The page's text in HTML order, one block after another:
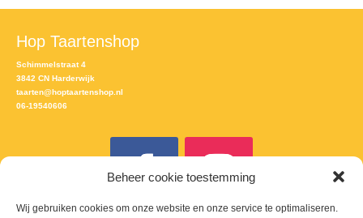
Beheer cookie toestemming
Wij gebruiken cookies om onze website en onze service te optimaliseren.
Hop Taartenshop
Schimmelstraat 4
3842 CN Harderwijk
taarten@hoptaartenshop.nl
06-19540606